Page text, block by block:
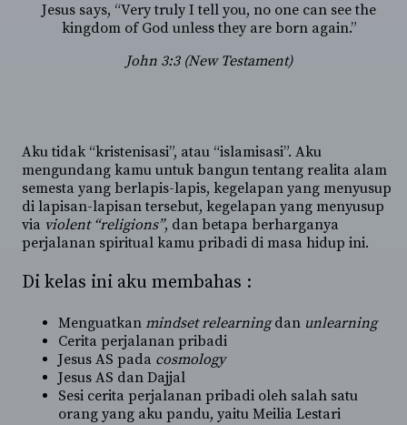
Jesus says, “Very truly I tell you, no one can see the
kingdom of God unless they are born again.”
John 3:3 (New Testament)
Aku tidak “kristenisasi”, atau “islamisasi”. Aku
mengundang kamu untuk bangun tentang realita alam
semesta yang berlapis-lapis, kegelapan yang menyusup
di lapisan-lapisan tersebut, kegelapan yang menyusup
via violent “religions”, dan betapa berharganya
perjalanan spiritual kamu pribadi di masa hidup ini.
Di kelas ini aku membahas :
Menguatkanmindset relearningdan unlearning
Cerita perjalanan pribadi
Jesus AS pada cosmology
Jesus AS dan Dajjal
Sesi cerita perjalanan pribadi oleh salah satu
orang yang aku pandu, yaitu Meilia Lestari